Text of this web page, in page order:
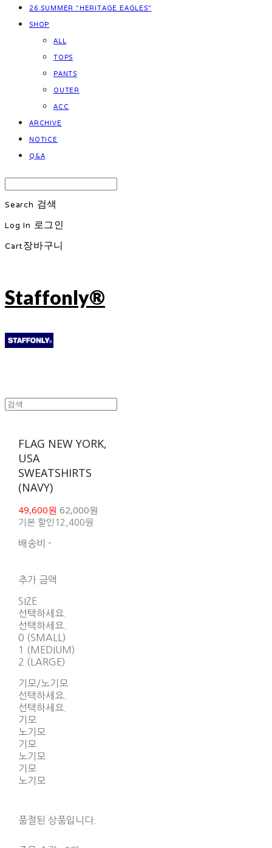
26 SUMMER "HERITAGE EAGLES"
SHOP
ALL
TOPS
PANTS
OUTER
ACC
ARCHIVE
NOTICE
Q&A
Search 검색
Log In 로그인
Cart장바구니
Staffonly®
FLAG NEW YORK,
USA
SWEATSHIRTS
(NAVY)
49,600원 62,000원
기본 할인 12,400원
배송비 -
추가 금액
SIZE
선택하세요.
선택하세요.
0 (SMALL)
1 (MEDIUM)
2 (LARGE)
기모/노기모
선택하세요.
선택하세요.
기모
노기모
기모
노기모
기모
노기모
품절된 상품입니다.